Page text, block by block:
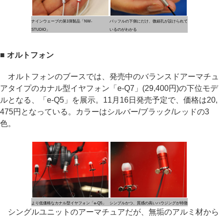
ナインウェーブの第1弾製品「NW-
STUDIO」
バッフルの下側にだけ、微細孔が設けられて
いるのがわかる
■ オルトフォン
オルトフォンのブースでは、発売中のバランスドアーマチュ
アタイプのカナル型イヤフォン「e-Q7」(29,400円)の下位モデ
ルとなる、「e-Q5」を展示。11月16日発売予定で、価格は20,
475円となっている。カラーはシルバー/ブラック/レッドの3
色。
より低価格なカナル型イヤフォン「e-Q5」 シンプルかつ、質感の高いハウジングが特徴
シングルユニットのアーマチュアだが、無垢のアルミ材から